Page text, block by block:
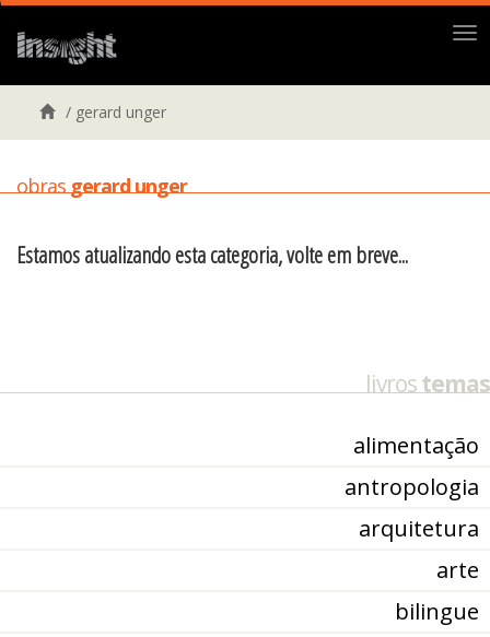
/ gerard unger
obrasgerard unger
Estamos atualizando esta categoria, volte em breve...
livrostemas
alimentação
antropologia
arquitetura
arte
bilingue